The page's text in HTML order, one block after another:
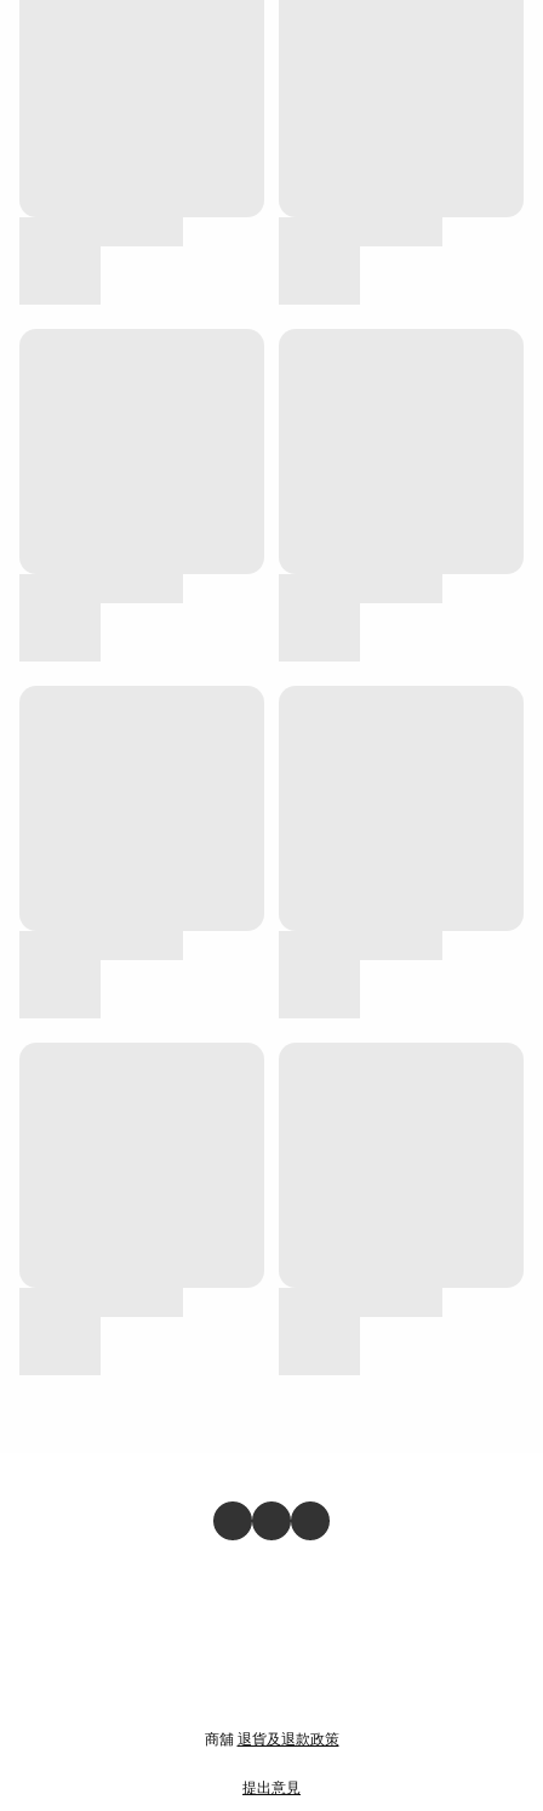
商舖 退貨及退款政策
提出意見